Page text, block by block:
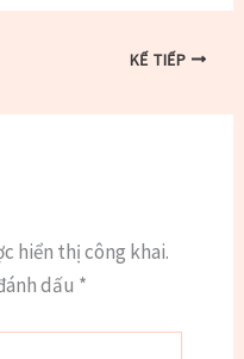
KẾ TIẾP
hiển thị công khai.
dấu *